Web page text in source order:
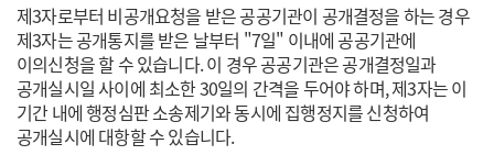
제3자로부터 비공개요청을 받은 공공기관이 공개결정을 하는 경우
제3자는 공개통지를 받은 날부터 "7일" 이내에 공공기관에
이의신청을 할 수 있습니다. 이 경우 공공기관은 공개결정일과
공개실시일 사이에 최소한 30일의 간격을 두어야 하며, 제3자는 이
기간 내에 행정심판 소송제기와 동시에 집행정지를 신청하여
공개실시에 대항할 수 있습니다.